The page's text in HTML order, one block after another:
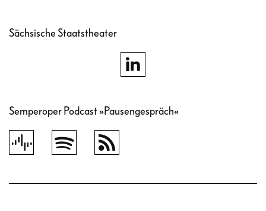
Sächsische Staatstheater
Semperoper Podcast »Pausengespräch«